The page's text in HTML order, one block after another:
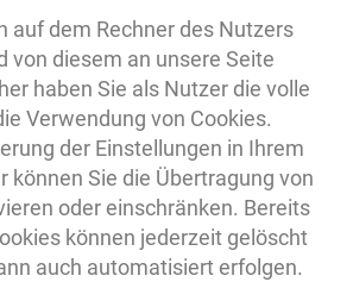
auf dem Rechner des Nutzers
von diesem an unsere Seite
haben Sie als Nutzer die volle
Verwendung von Cookies.
der Einstellungen in Ihrem
können Sie die Übertragung von
oder einschränken. Bereits
können jederzeit gelöscht
auch automatisiert erfolgen.